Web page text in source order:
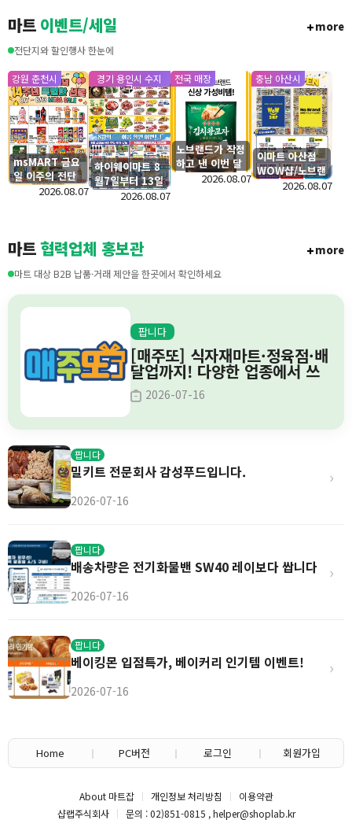
마트 이벤트/세일 more
전단지와 할인행사 한눈에
msMART 금요
일 이주의 전단
강원 춘천시
2026.08.07
하이웨이마트 8
월7일부터 13일
간의 전단세일
경기 용인시 수지
구
2026.08.07
노브랜드가 작정
하고 낸 이번 달
갓성비 신상 공
전국 매장
2026.08.07
이마트 아산점
WOW샵/노브랜
드 신규 OPEN
충남 아산시
2026.08.07
마트협력업체 홍보관 more
마트 대상 B2B 납품·거래 제안을 한곳에서 확인하세요
팝니다
[매주또] 식자재마트·정육점·배
달업까지! 다양한 업종에서 쓰
는 이벤트 솔루션
2026-07-16
팝니다
밀키트 전문회사 감성푸드입니다.
2026-07-16
›
팝니다
배송차량은 전기화물밴 SW40 레이보다 쌉니다
2026-07-16
›
팝니다
베이킹몬 입점특가, 베이커리 인기템 이벤트!
2026-07-16
›
Home PC버전 로그인 회원가입
About 마트잡 개인정보 처리방침
이용약관
샵랩주식회사
문의 : 02)851-0815 , helper@shoplab.kr